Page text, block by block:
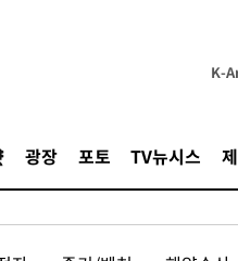
K-
광장 포토 TV뉴시스